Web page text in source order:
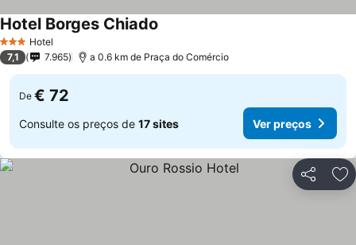
3 EstrelasHotel
Hotel Borges Chiado
7,1 7.965 a 0.6 km de Praça do Comércio
De € 72
Consulte os preços de 17 sites Ver preços
Partilhar